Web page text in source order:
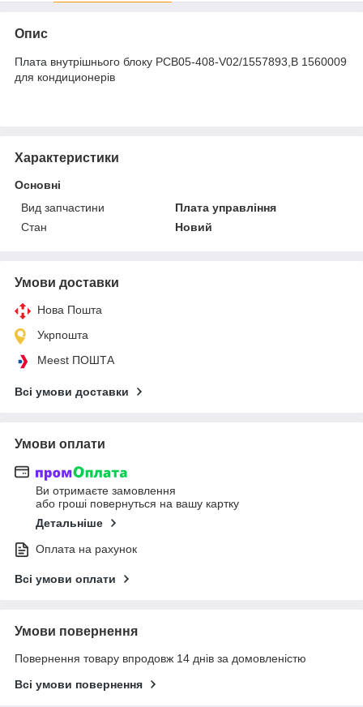
Опис
Плата внутрішнього блоку PCB05-408-V02/1557893,B 1560009
для кондиционерів
Характеристики
Основні
Вид запчастини
Плата управління
Стан
Новий
Умови доставки
Нова Пошта
Укрпошта
Meest ПОШТА
Всі умови доставки
Умови оплати
Ви отримаєте замовлення
або гроші повернуться на вашу картку
Детальніше
Оплата на рахунок
Всі умови оплати
Умови повернення
Повернення товару впродовж 14 днів за домовленістю
Всі умови повернення